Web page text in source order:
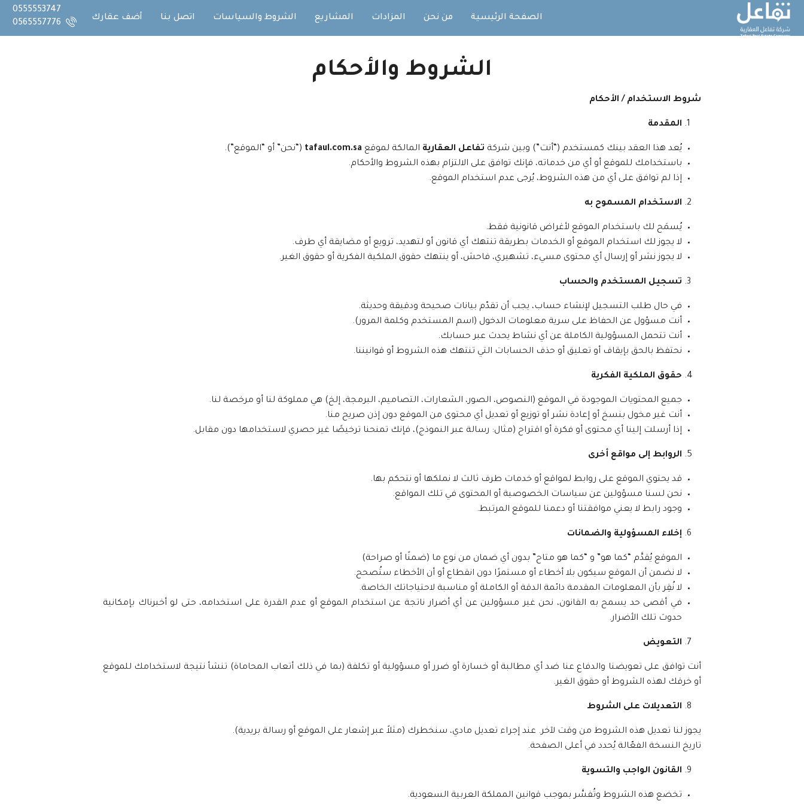
الصفحة الرئيسية من نحن المزادات المشاريع الشروط والسياسات اتصل بنا أضف عقارك
0555553747
0565557776
الشروط والأحكام
شروط الاستخدام / الأحكام
المقدمة
يُعد هذا العقد بينك كمستخدم (“أنت”) وبين شركة تفاعل العقارية المالكة لموقع tafaul.com.sa (“نحن” أو “الموقع”).
باستخدامك للموقع أو أي من خدماته، فإنك توافق على الالتزام بهذه الشروط والأحكام.
إذا لم توافق على أي من هذه الشروط، يُرجى عدم استخدام الموقع.
الاستخدام المسموح به
يُسمَح لك باستخدام الموقع لأغراض قانونية فقط.
لا يجوز لك استخدام الموقع أو الخدمات بطريقة تنتهك أي قانون أو لتهديد، ترويع أو مضايقة أي طرف.
لا يجوز نشر أو إرسال أي محتوى مسيء، تشهيري، فاحش، أو ينتهك حقوق الملكية الفكرية أو حقوق الغير.
تسجيل المستخدم والحساب
في حال طلب التسجيل لإنشاء حساب، يجب أن تقدّم بيانات صحيحة ودقيقة وحديثة.
أنت مسؤول عن الحفاظ على سرية معلومات الدخول (اسم المستخدم وكلمة المرور).
أنت تتحمل المسؤولية الكاملة عن أي نشاط يحدث عبر حسابك.
نحتفظ بالحق بإيقاف أو تعليق أو حذف الحسابات التي تنتهك هذه الشروط أو قوانيننا.
حقوق الملكية الفكرية
جميع المحتويات الموجودة في الموقع (النصوص، الصور، الشعارات، التصاميم، البرمجة، إلخ) هي مملوكة لنا أو مرخصة لنا.
أنت غير مخول بنسخ أو إعادة نشر أو توزيع أو تعديل أي محتوى من الموقع دون إذن صريح منا.
إذا أرسلت إلينا أي محتوى أو فكرة أو اقتراح (مثال: رسالة عبر النموذج)، فإنك تمنحنا ترخيصًا غير حصري لاستخدامها دون مقابل.
الروابط إلى مواقع أخرى
قد يحتوي الموقع على روابط لمواقع أو خدمات طرف ثالث لا نملكها أو نتحكم بها.
نحن لسنا مسؤولين عن سياسات الخصوصية أو المحتوى في تلك المواقع.
وجود رابط لا يعني موافقتنا أو دعمنا للموقع المرتبط.
إخلاء المسؤولية والضمانات
الموقع يُقدَّم “كما هو” و “كما هو متاح” بدون أي ضمان من نوع ما (ضمنًا أو صراحة)
لا نضمن أن الموقع سيكون بلا أخطاء أو مستمرًا دون انقطاع أو أن الأخطاء ستُصحح.
لا نُقِر بأن المعلومات المقدمة دائمة الدقة أو الكاملة أو مناسبة لاحتياجاتك الخاصة.
في أقصى حد يسمح به القانون، نحن غير مسؤولين عن أي أضرار ناتجة عن استخدام الموقع أو عدم القدرة على استخدامه، حتى لو أخبرناك بإمكانية
حدوث تلك الأضرار.
التعويض
أنت توافق على تعويضنا والدفاع عنا ضد أي مطالبة أو خسارة أو ضرر أو مسؤولية أو تكلفة (بما في ذلك أتعاب المحاماة) تنشأ نتيجة لاستخدامك للموقع
أو خرقك لهذه الشروط أو حقوق الغير.
التعديلات على الشروط
يجوز لنا تعديل هذه الشروط من وقت لآخر. عند إجراء تعديل مادي، سنخطرك (مثلاً عبر إشعار على الموقع أو رسالة بريدية).
تاريخ النسخة الفعّالة يُحدد في أعلى الصفحة.
القانون الواجب والتسوية
تخضع هذه الشروط وتُفسَّر بموجب قوانين المملكة العربية السعودية.